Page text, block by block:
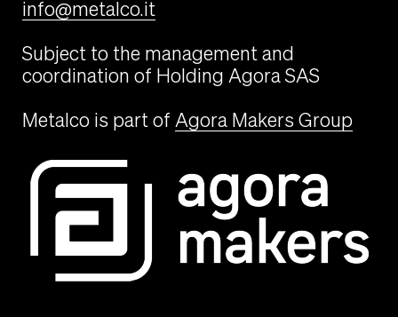
info@metalco.it
Subject to the management and
coordination of Holding Agora SAS
Metalco is part of Agora Makers Group